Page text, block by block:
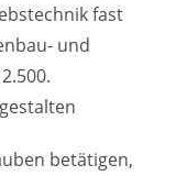
fast
und
betätigen,